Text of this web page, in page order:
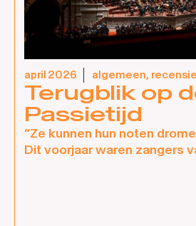
april 2026 algemeen,
Terugblik op
Passietijd
“Ze kunnen hun noten
Dit voorjaar waren zangers